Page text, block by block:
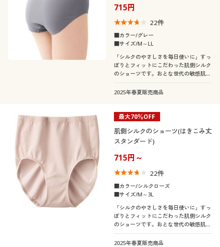
715円
22件
■カラー/グレー
■サイズ/M～LL
「シルクのやさしさを毎日使いに」すっ
ぽりとフィットにこだわった肌側シルク
のショーツです。おとな世代の敏感肌や
2025年春夏販売商品
最大70％OFF
肌側シルクのショーツ(はきこみ丈
スタンダード)
715円～
22件
■カラー/シルクローズ
■サイズ/M～3L
「シルクのやさしさを毎日使いに」すっ
ぽりとフィットにこだわった肌側シルク
のショーツです。おとな世代の敏感肌や
肌トラブルに。
2025年春夏販売商品